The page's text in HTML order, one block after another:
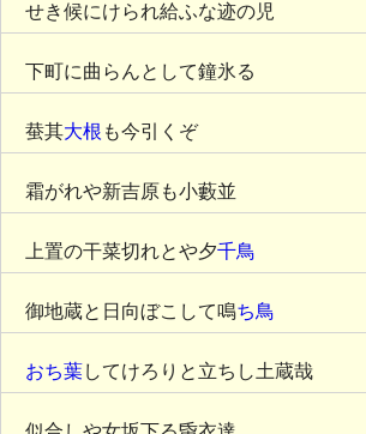
せき候にけられ給ふな迹の児
下町に曲らんとして鐘氷る
蛬其大根 も今引くぞ
霜がれや新吉原も小藪並
上置の干菜切れとや夕千鳥
御地蔵と日向ぼこして鳴ち鳥
おち葉してけろりと立ちし土蔵哉